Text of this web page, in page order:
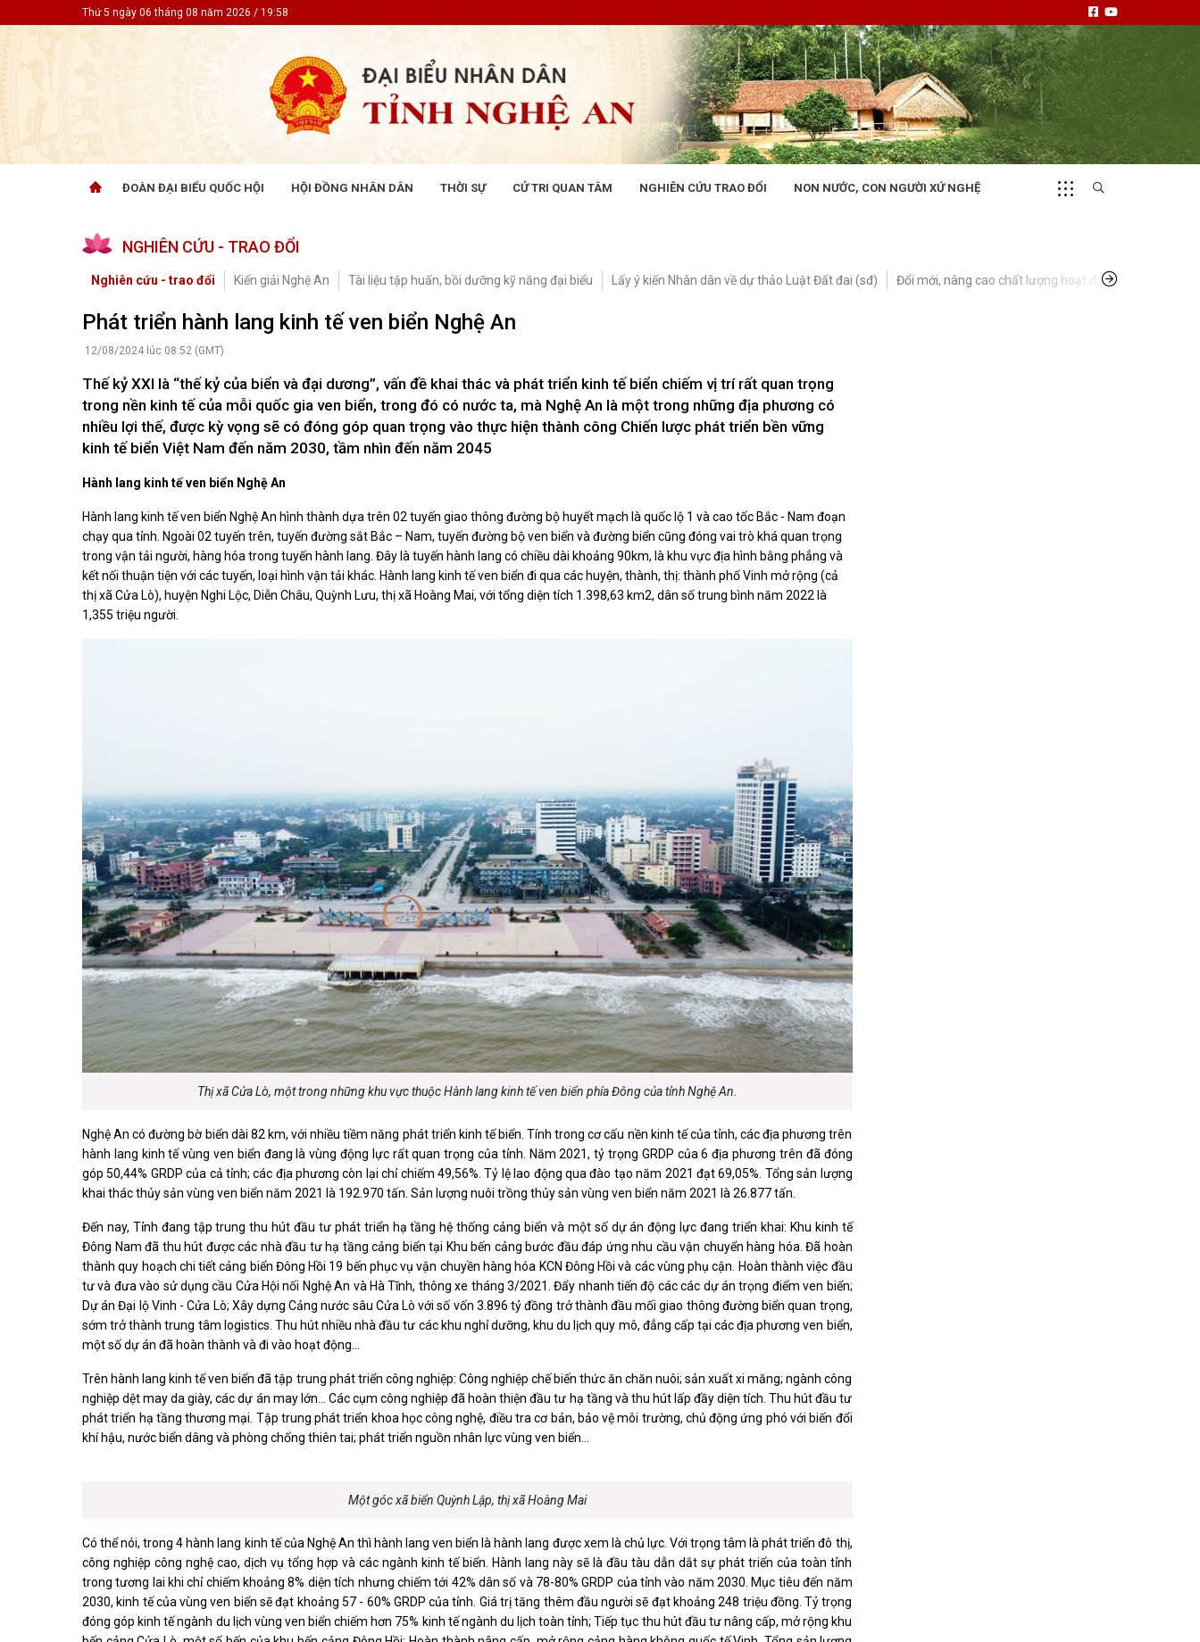
Thứ 5 ngày 06 tháng 08 năm 2026 / 19:58
ĐOÀN ĐẠI BIỂU QUỐC HỘI HỘI ĐỒNG NHÂN DÂN THỜI SỰ CỬ TRI QUAN TÂM NGHIÊN CỨU TRAO ĐỔI NON NƯỚC, CON NGƯỜI XỨ NGHỆ
Tin hoạt động
Tài liệu giám sát, khảo sát
Tin hoạt động Đảng, đoàn thể
Tài liệu giám sát, khảo sát
CỬ TRI QUAN TÂM
Kiến nghị của cử tri với Đoàn ĐBQH tỉnh
Kiến nghị của cử tri với HĐND tỉnh
Thông báo chuyển đơn
Chủ trương, chính sách mới
GÓP Ý XÂY DỰNG CHÍNH SÁCH,
PHÁP LUẬT
Góp ý xây dựng Chính Sách, Pháp Luật
XÂY DỰNG NÔNG THÔN MỚI
Xây dựng nông thôn mới
NGHIÊN CỨU - TRAO ĐỔI
Nghiên cứu - trao đổi
Kiến giải Nghệ An
NON NƯỚC, CON NGƯỜI XỨ NGHỆ
Miền di sản xứ Nghệ
Non nước, con người xứ Nghệ
Thương hiệu xứ Nghệ
Du lịch miền Tây Nghệ An - tiềm năng và
NHÌN RA TỈNH BẠN, XÃ BẠN
Nhìn ra tỉnh bạn, xã bạn
Cổng thông tin điện tử Quốc hội
Cơ sở dữ liệu quốc gia về văn bản pháp
luật
Báo Đại biểu nhân dân
NGHIÊN CỨU - TRAO ĐỔI
Nghiên cứu - trao đổi Kiến giải Nghệ An Tài liệu tập huấn, bồi dưỡng kỹ năng đại biểu Lấy ý kiến Nhân dân về dự thảo Luật Đất đai (sđ) Đổi mới, nâng cao chất lượng hoạt động HĐND tỉnh
Phát triển hành lang kinh tế ven biển Nghệ An
12/08/2024 lúc 08:52 (GMT)
Thế kỷ XXI là “thế kỷ của biển và đại dương”, vấn đề khai thác và phát triển kinh tế biển chiếm vị trí rất quan trọng
trong nền kinh tế của mỗi quốc gia ven biển, trong đó có nước ta, mà Nghệ An là một trong những địa phương có
nhiều lợi thế, được kỳ vọng sẽ có đóng góp quan trọng vào thực hiện thành công Chiến lược phát triển bền vững
kinh tế biển Việt Nam đến năm 2030, tầm nhìn đến năm 2045
Hành lang kinh tế ven biển Nghệ An
Hành lang kinh tế ven biển Nghệ An hình thành dựa trên 02 tuyến giao thông đường bộ huyết mạch là quốc lộ 1 và cao tốc Bắc - Nam đoạn
chạy qua tỉnh. Ngoài 02 tuyến trên, tuyến đường sắt Bắc – Nam, tuyến đường bộ ven biển và đường biển cũng đóng vai trò khá quan trọng
trong vận tải người, hàng hóa trong tuyến hành lang. Đây là tuyến hành lang có chiều dài khoảng 90km, là khu vực địa hình bằng phẳng và
kết nối thuận tiện với các tuyến, loại hình vận tải khác. Hành lang kinh tế ven biển đi qua các huyện, thành, thị: thành phố Vinh mở rộng (cả
thị xã Cửa Lò), huyện Nghi Lộc, Diễn Châu, Quỳnh Lưu, thị xã Hoàng Mai, với tổng diện tích 1.398,63 km2, dân số trung bình năm 2022 là
1,355 triệu người.
Thị xã Cửa Lò, một trong những khu vực thuộc Hành lang kinh tế ven biển phía Đông của tỉnh Nghệ An.
Nghệ An có đường bờ biển dài 82 km, với nhiều tiềm năng phát triển kinh tế biển. Tính trong cơ cấu nền kinh tế của tỉnh, các địa phương trên
hành lang kinh tế vùng ven biển đang là vùng động lực rất quan trọng của tỉnh. Năm 2021, tỷ trọng GRDP của 6 địa phương trên đã đóng
góp 50,44% GRDP của cả tỉnh; các địa phương còn lại chỉ chiếm 49,56%. Tỷ lệ lao động qua đào tạo năm 2021 đạt 69,05%. Tổng sản lượng
khai thác thủy sản vùng ven biển năm 2021 là 192.970 tấn. Sản lượng nuôi trồng thủy sản vùng ven biển năm 2021 là 26.877 tấn.
Đến nay, Tỉnh đang tập trung thu hút đầu tư phát triển hạ tầng hệ thống cảng biển và một số dự án động lực đang triển khai: Khu kinh tế
Đông Nam đã thu hút được các nhà đầu tư hạ tầng cảng biển tại Khu bến cảng bước đầu đáp ứng nhu cầu vận chuyển hàng hóa. Đã hoàn
thành quy hoạch chi tiết cảng biển Đông Hồi 19 bến phục vụ vận chuyền hàng hóa KCN Đông Hồi và các vùng phụ cận. Hoàn thành việc đầu
tư và đưa vào sử dụng cầu Cửa Hội nối Nghệ An và Hà Tĩnh, thông xe tháng 3/2021. Đẩy nhanh tiến độ các các dự án trọng điểm ven biển;
Dự án Đại lộ Vinh - Cửa Lò; Xây dựng Cảng nước sâu Cửa Lò với số vốn 3.896 tỷ đồng trở thành đầu mối giao thông đường biển quan trọng,
sớm trở thành trung tâm logistics. Thu hút nhiều nhà đầu tư các khu nghỉ dưỡng, khu du lịch quy mô, đẳng cấp tại các địa phương ven biển,
một số dự án đã hoàn thành và đi vào hoạt động...
Trên hành lang kinh tế ven biển đã tập trung phát triển công nghiệp: Công nghiệp chế biến thức ăn chăn nuôi; sản xuất xi măng; ngành công
nghiệp dệt may da giày, các dự án may lớn… Các cụm công nghiệp đã hoàn thiện đầu tư hạ tầng và thu hút lấp đầy diện tích. Thu hút đầu tư
phát triển hạ tầng thương mại. Tập trung phát triển khoa học công nghệ, điều tra cơ bản, bảo vệ môi trường, chủ động ứng phó với biến đổi
khí hậu, nước biển dâng và phòng chống thiên tai; phát triển nguồn nhân lực vùng ven biển...
Một góc xã biển Quỳnh Lập, thị xã Hoàng Mai
Có thể nói, trong 4 hành lang kinh tế của Nghệ An thì hành lang ven biển là hành lang được xem là chủ lực. Với trọng tâm là phát triển đô thị,
công nghiệp công nghệ cao, dịch vụ tổng hợp và các ngành kinh tế biển. Hành lang này sẽ là đầu tàu dẫn dắt sự phát triển của toàn tỉnh
trong tương lai khi chỉ chiếm khoảng 8% diện tích nhưng chiếm tới 42% dân số và 78-80% GRDP của tỉnh vào năm 2030. Mục tiêu đến năm
2030, kinh tế của vùng ven biển sẽ đạt khoảng 57 - 60% GRDP của tỉnh. Giá trị tăng thêm đầu người sẽ đạt khoảng 248 triệu đồng. Tỷ trọng
đóng góp kinh tế ngành du lịch vùng ven biển chiếm hơn 75% kinh tế ngành du lịch toàn tỉnh; Tiếp tục thu hút đầu tư nâng cấp, mở rộng khu